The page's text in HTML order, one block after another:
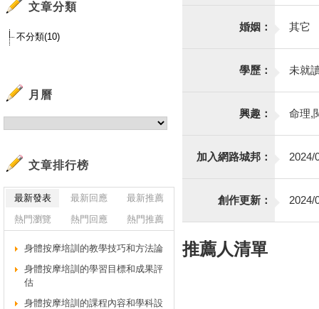
婚姻： 其它
學歷： 未就
興趣： 命理,
加入網路城邦： 2024/
創作更新： 2024/
推薦人清單
文章分類
不分類(10)
月曆
文章排行榜
最新發表 最新回應
最新推薦
熱門瀏覽
熱門回應 熱門推薦
身體按摩培訓的教學技巧和方法論
身體按摩培訓的學習目標和成果評
估
身體按摩培訓的課程內容和學科設